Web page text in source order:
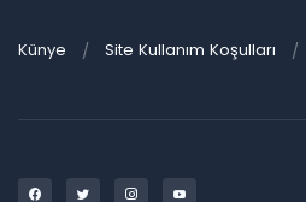
Künye Site Kullanım Koşulları